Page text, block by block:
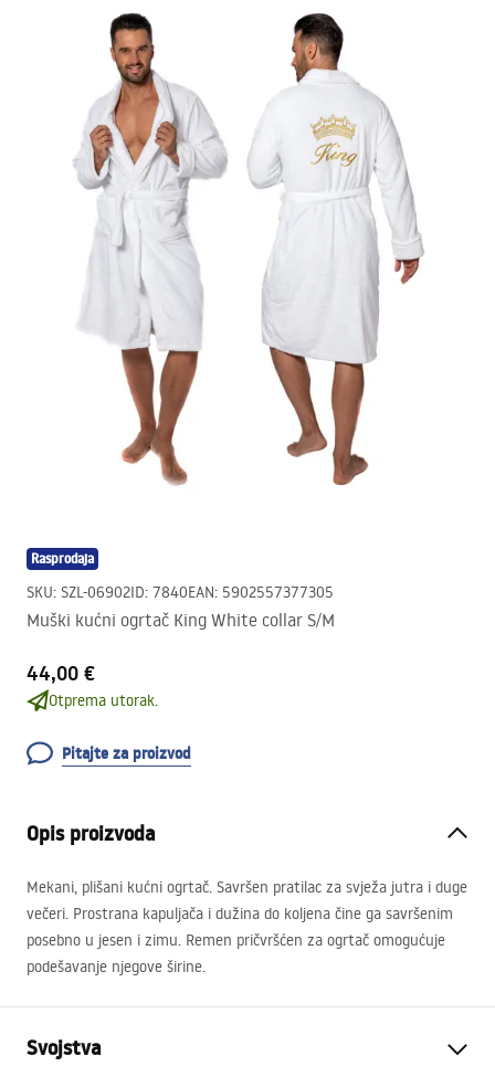
Rasprodaja
SKU: SZL-06902ID: 7840EAN: 5902557377305
Muški kućni ogrtač King White collar S/M
44,00 €
Otprema utorak.
Pitajte za proizvod
Opis proizvoda
Mekani, plišani kućni ogrtač. Savršen pratilac za svježa jutra i duge
večeri. Prostrana kapuljača i dužina do koljena čine ga savršenim
posebno u jesen i zimu. Remen pričvršćen za ogrtač omogućuje
podešavanje njegove širine.
Svojstva